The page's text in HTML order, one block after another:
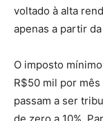
voltado à alta
apenas a partir
O imposto
R$50 mil por
passam a ser
de zero a 10%.